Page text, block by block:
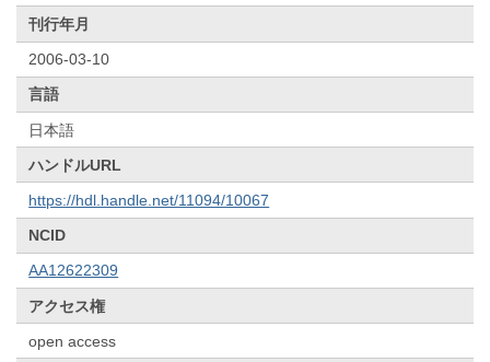
刊行年月
2006-03-10
言語
日本語
ハンドルURL
https://hdl.handle.net/11094/10067
NCID
AA12622309
アクセス権
open access